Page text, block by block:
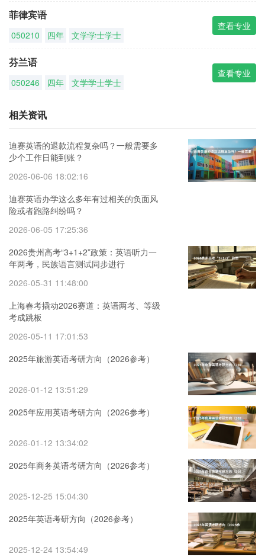
菲律宾语
050210 四年 文学学士学士
查看专业
芬兰语
050246 四年 文学学士学士
查看专业
相关资讯
迪赛英语的退款流程复杂吗？一般需要多
少个工作日能到账？
2026-06-06 18:02:16
迪赛英语办学这么多年有过相关的负面风
险或者跑路纠纷吗？
2026-06-05 17:25:36
2026贵州高考“3+1+2”政策：英语听力一
年两考，民族语言测试同步进行
2026-05-31 11:48:00
上海春考撬动2026赛道：英语两考、等级
考成跳板
2026-05-11 17:01:53
2025年旅游英语考研方向（2026参考）
2026-01-12 13:51:29
2025年应用英语考研方向（2026参考）
2026-01-12 13:34:02
2025年商务英语考研方向（2026参考）
2025-12-25 15:04:30
2025年英语考研方向（2026参考）
2025-12-24 13:54:49